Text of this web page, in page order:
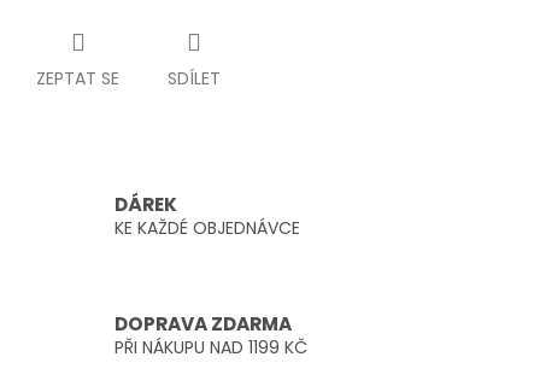
ZEPTAT SE SDÍLET
DÁREK
KE KAŽDÉ OBJEDNÁVCE
DOPRAVA ZDARMA
PŘI NÁKUPU NAD 1199 KČ